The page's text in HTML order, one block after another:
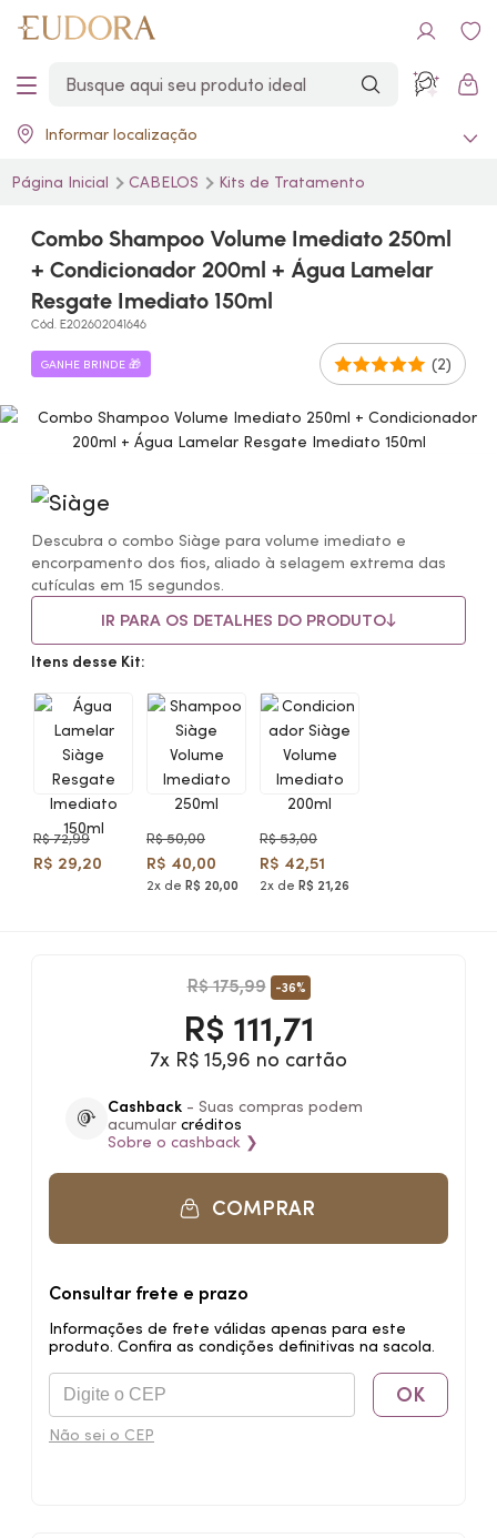
Informar localização
Página Inicial CABELOS Kits de Tratamento
Combo Shampoo Volume Imediato 250ml
+ Condicionador 200ml + Água Lamelar
Resgate Imediato 150ml
Cód. E202602041646
GANHE BRINDE 🎁 (2)
Descubra o combo Siàge para volume imediato e
encorpamento dos fios, aliado à selagem extrema das
cutículas em 15 segundos.
IR PARA OS DETALHES DO PRODUTO
Itens desse Kit:
R$ 72,99
R$ 29,20
R$ 50,00
R$ 40,00
2x de R$ 20,00
R$ 53,00
R$ 42,51
2x de R$ 21,26
R$ 175,99 -36%
R$ 111,71
7x R$ 15,96 no cartão
Cashback - Suas compras podem
acumular créditos
Sobre o cashback ❯
COMPRAR
Consultar frete e prazo
Informações de frete válidas apenas para este
produto. Confira as condições definitivas na sacola.
OK
Não sei o CEP